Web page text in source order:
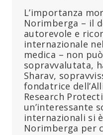
L’importanza
Norimberga – il
autorevole e
internazionale
medica – non
sopravvalutata,
Sharav,
fondatrice
Research
un’interessante
internazionali si
Norimberga per